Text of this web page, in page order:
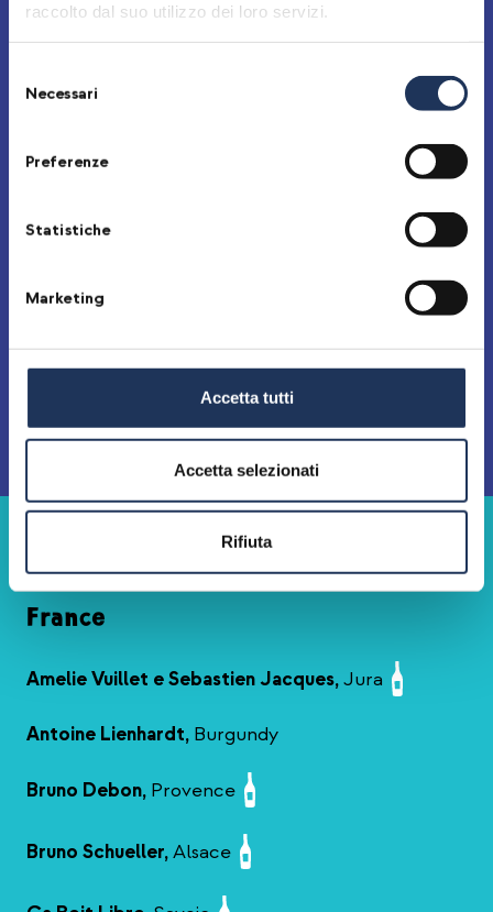
raccolto dal suo utilizzo dei loro servizi.
delNecessari
Preferenze
Statistiche
Marketing
Accetta tutti
Accetta selezionati
Rifiuta
Podere Magia,Emilia Romagna
Valdisole,Piemonte
France
Amelie Vuillet e Sebastien Jacques,Jura
Antoine Lienhardt, Burgundy
Bruno Debon, Provence
Bruno Schueller,Alsace